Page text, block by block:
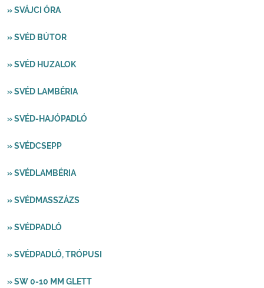
» SVÁJCI ÓRA
» SVÉD BÚTOR
» SVÉD HUZALOK
» SVÉD LAMBÉRIA
» SVÉD-HAJÓPADLÓ
» SVÉDCSEPP
» SVÉDLAMBÉRIA
» SVÉDMASSZÁZS
» SVÉDPADLÓ
» SVÉDPADLÓ, TRÓPUSI
» SW 0-10 MM GLETT